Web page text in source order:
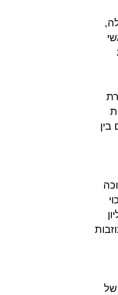
בהיקף של מעל 29 מיליון
של